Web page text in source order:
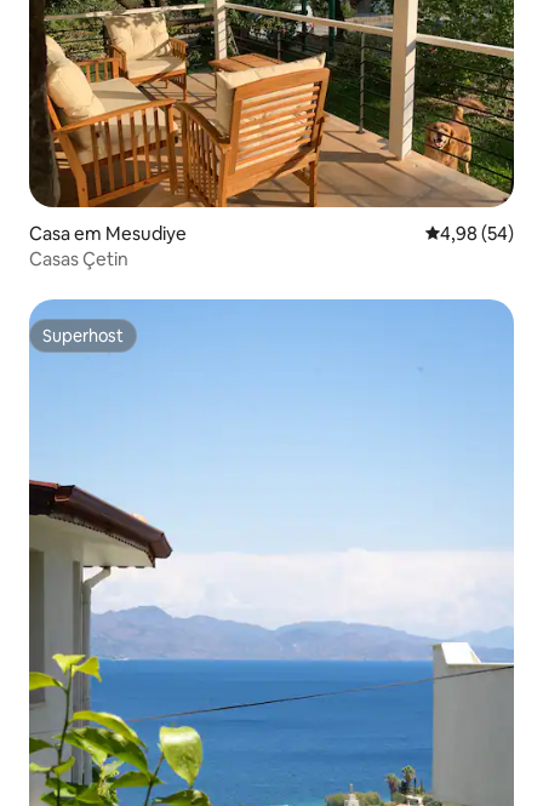
Casa em Mesudiye Classificação
4,98 (54)
Casas Çetin
Superhost
Superhost